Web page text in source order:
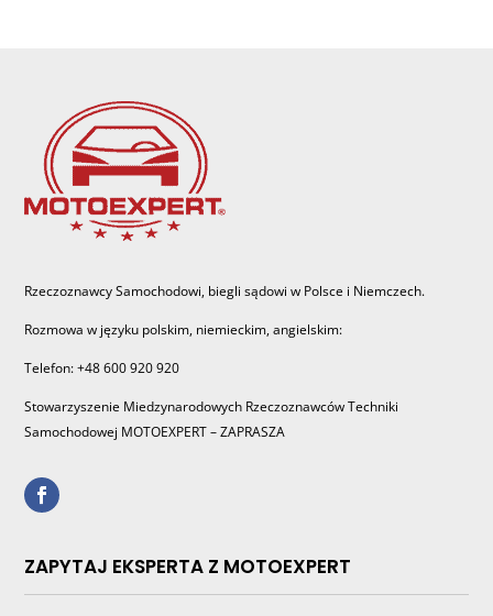
Rzeczoznawcy Samochodowi, biegli sądowi w Polsce i Niemczech.
Rozmowa w języku polskim, niemieckim, angielskim:
Telefon: +48 600 920 920
Stowarzyszenie Miedzynarodowych Rzeczoznawców Techniki
Samochodowej MOTOEXPERT – ZAPRASZA
ZAPYTAJ EKSPERTA Z MOTOEXPERT